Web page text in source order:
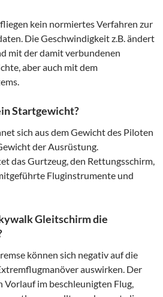
kein normiertes Verfahren zur
Die Geschwindigkeit z.B. ändert
mit der damit verbundenen
aber auch mit dem
Startgewicht?
sich aus dem Gewicht des Piloten
der Ausrüstung.
das Gurtzeug, den Rettungsschirm,
Fluginstrumente und
Gleitschirm die
können sich negativ auf die
auswirken. Der
im beschleunigten Flug,